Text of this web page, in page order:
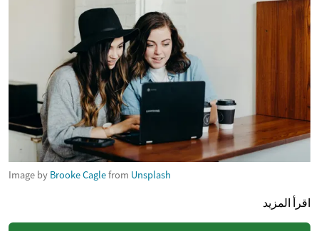
Image by Brooke Caglefrom Unsplash
اقرأ المزيد